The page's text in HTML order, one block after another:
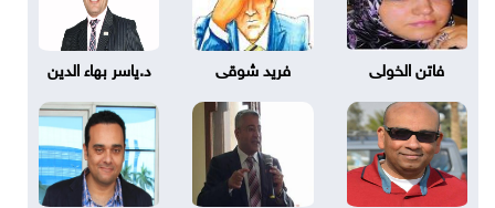
فاتن الخولى فريد شوقى د.ياسر بهاء الدين